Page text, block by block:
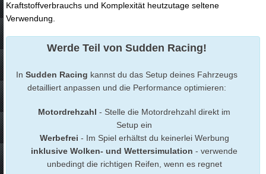
Kraftstoffverbrauchs und Komplexität heutzutage seltene
Verwendung.
Werde Teil von Sudden Racing!
In Sudden Racing kannst du das Setup deines Fahrzeugs
detailliert anpassen und die Performance optimieren:
Motordrehzahl - Stelle die Motordrehzahl direkt im
Setup ein
Werbefrei - Im Spiel erhältst du keinerlei Werbung
inklusive Wolken- und Wettersimulation - verwende
unbedingt die richtigen Reifen, wenn es regnet